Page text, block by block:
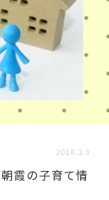
用事例
ノベ事例
2018.2.3
霞の子育て情